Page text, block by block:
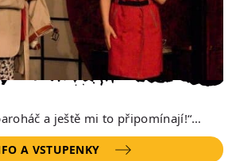
a ještě mi to připomínají!“…
A VSTUPENKY